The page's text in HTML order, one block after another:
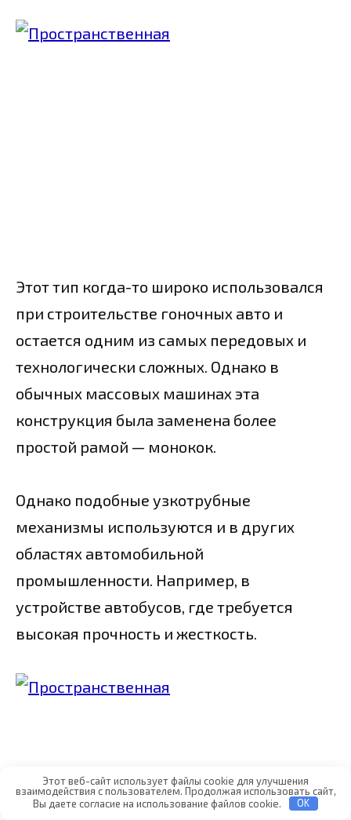
Этот тип когда-то широко использовался
при строительстве гоночных авто и
остается одним из самых передовых и
технологически сложных. Однако в
обычных массовых машинах эта
конструкция была заменена более
простой рамой — монокок.
Однако подобные узкотрубные
механизмы используются и в других
областях автомобильной
промышленности. Например, в
устройстве автобусов, где требуется
высокая прочность и жесткость.
Этот веб-сайт использует файлы cookie для улучшения
взаимодействия с пользователем. Продолжая использовать сайт,
Вы даете согласие на использование файлов cookie.
OK